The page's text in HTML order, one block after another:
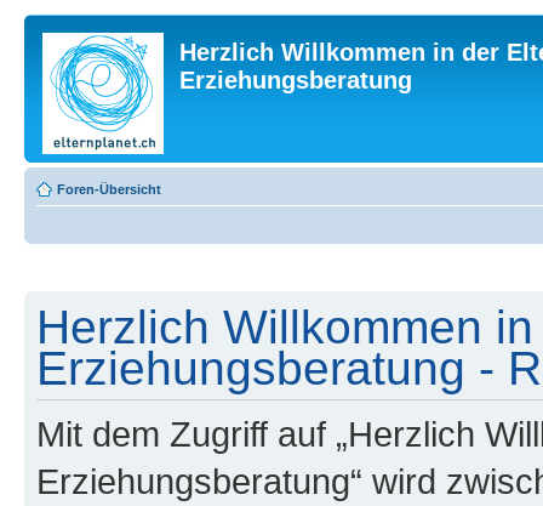
Herzlich Willkommen in der
Erziehungsberatung
Foren-Übersicht
Herzlich Willkommen
Erziehungsberatung -
Mit dem Zugriff auf „Herzlich
Erziehungsberatung“ wird